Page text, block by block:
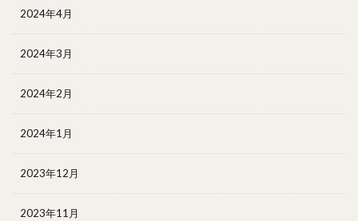
2024年4月
2024年3月
2024年2月
2024年1月
2023年12月
2023年11月